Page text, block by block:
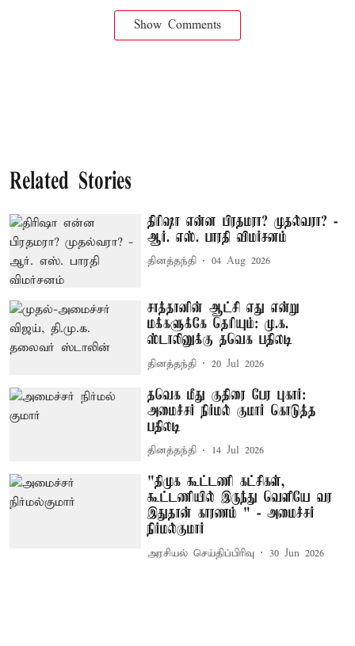
Show Comments
Related Stories
திரிஷா என்ன பிரதமரா? முதல்வரா? -
ஆர். எஸ். பாரதி விமர்சனம்
தினத்தந்தி 04 Aug 2026
சாத்தானின் ஆட்சி எது என்று
மக்களுக்கே தெரியும்: மு.க.
ஸ்டாலினுக்கு தவெக பதிலடி
தினத்தந்தி 20 Jul 2026
தவெக மீது குதிரை பேர புகார்:
அமைச்சர் நிர்மல் குமார் கொடுத்த
பதிலடி
தினத்தந்தி 14 Jul 2026
"திமுக கூட்டணி கட்சிகள்,
கூட்டணியில் இருந்து வெளியே வர
இதுதான் காரணம் " - அமைச்சர்
நிர்மல்குமார்
அரசியல் செய்திப்பிரிவு 30 Jun 2026